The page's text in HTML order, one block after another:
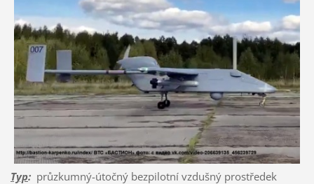
Typ:průzkumný-útočný bezpilotní vzdušný prostředek